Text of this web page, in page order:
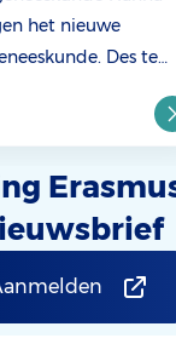
het nieuwe
Des te
toen ze aan de
graden anders